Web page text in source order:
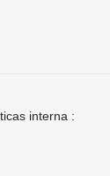
interna :